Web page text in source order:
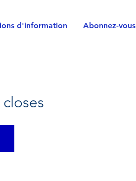
d'information Abonnez-vous